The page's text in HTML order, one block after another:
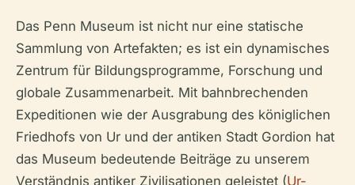
Das Penn Museum ist nicht nur eine statische
Sammlung von Artefakten; es ist ein dynamisches
Zentrum für Bildungsprogramme, Forschung und
globale Zusammenarbeit. Mit bahnbrechenden
Expeditionen wie der Ausgrabung des königlichen
Friedhofs von Ur und der antiken Stadt Gordion hat
das Museum bedeutende Beiträge zu unserem
Verständnis antiker Zivilisationen geleistet (Ur-